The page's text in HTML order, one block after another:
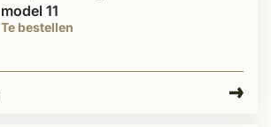
Te bestellen
model 11